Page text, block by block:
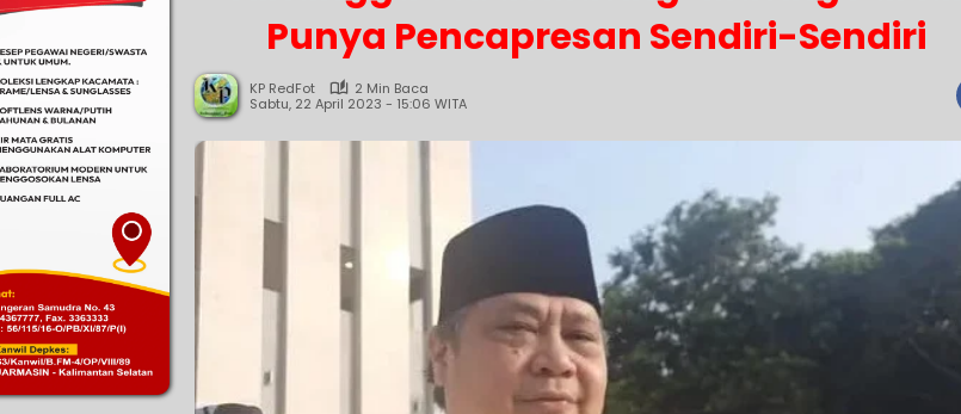
Punya Pencapresan Sendiri-Sendiri
KP RedFot
2 Min Baca
Sabtu, 22 April 2023 - 15:06 WITA